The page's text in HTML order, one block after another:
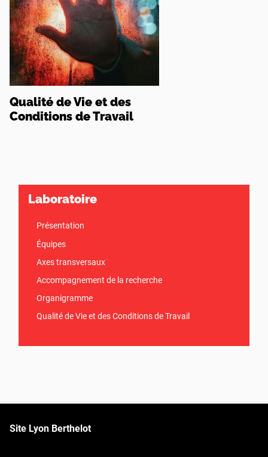
Qualité de Vie et des
Conditions de Travail
Laboratoire
Présentation
Équipes
Axes transversaux
Accompagnement de la recherche
Organigramme
Qualité de Vie et des Conditions de Travail
Site Lyon Berthelot